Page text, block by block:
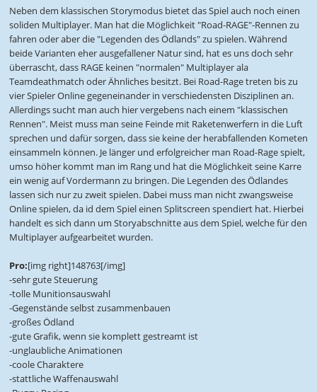
Neben dem klassischen Storymodus bietet das Spiel auch noch einen
soliden Multiplayer. Man hat die Möglichkeit "Road-RAGE"-Rennen zu
fahren oder aber die "Legenden des Ödlands" zu spielen. Während
beide Varianten eher ausgefallener Natur sind, hat es uns doch sehr
überrascht, dass RAGE keinen "normalen" Multiplayer ala
Teamdeathmatch oder Ähnliches besitzt. Bei Road-Rage treten bis zu
vier Spieler Online gegeneinander in verschiedensten Disziplinen an.
Allerdings sucht man auch hier vergebens nach einem "klassischen
Rennen". Meist muss man seine Feinde mit Raketenwerfern in die Luft
sprechen und dafür sorgen, dass sie keine der herabfallenden Kometen
einsammeln können. Je länger und erfolgreicher man Road-Rage spielt,
umso höher kommt man im Rang und hat die Möglichkeit seine Karre
ein wenig auf Vordermann zu bringen. Die Legenden des Ödlandes
lassen sich nur zu zweit spielen. Dabei muss man nicht zwangsweise
Online spielen, da id dem Spiel einen Splitscreen spendiert hat. Hierbei
handelt es sich dann um Storyabschnitte aus dem Spiel, welche für den
Multiplayer aufgearbeitet wurden.
Pro:[img right]148763[/img]
-sehr gute Steuerung
-tolle Munitionsauswahl
-Gegenstände selbst zusammenbauen
-großes Ödland
-gute Grafik, wenn sie komplett gestreamt ist
-unglaubliche Animationen
-coole Charaktere
-stattliche Waffenauswahl